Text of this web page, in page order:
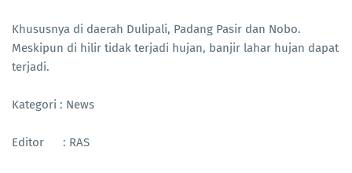
Khususnya di daerah Dulipali, Padang Pasir dan Nobo.
Meskipun di hilir tidak terjadi hujan, banjir lahar hujan dapat
terjadi.
Kategori : News
Editor : RAS